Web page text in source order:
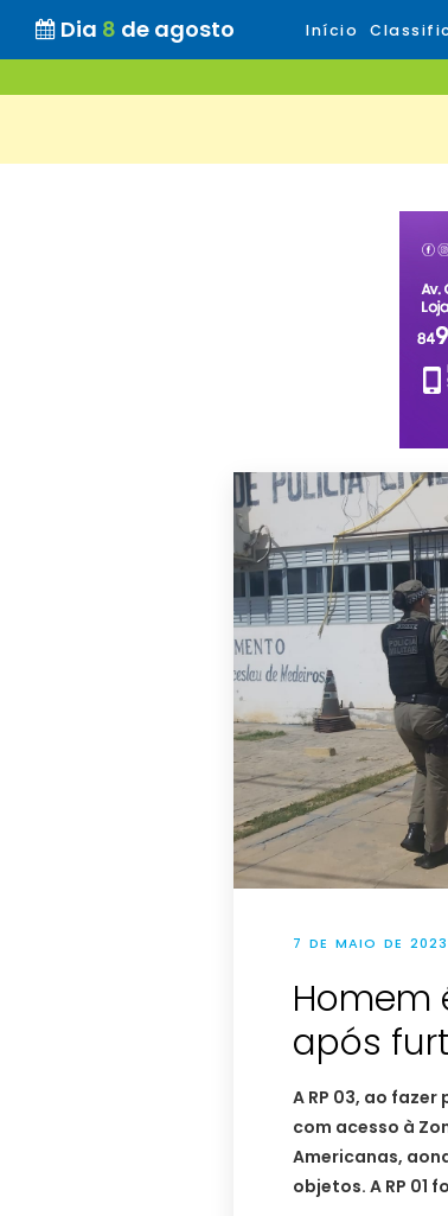
Dia 8 de agosto Início
7 DE MAIO DE 2023
Homem
após
A RP 03, ao
com acesso à
Americanas,
objetos. A RP 01